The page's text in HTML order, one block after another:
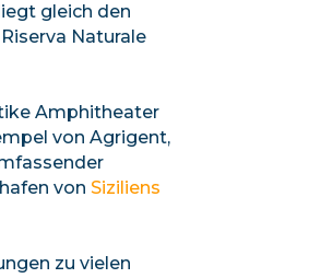
gleich den
Naturale
Amphitheater
von Agrigent,
von Siziliens
zu vielen